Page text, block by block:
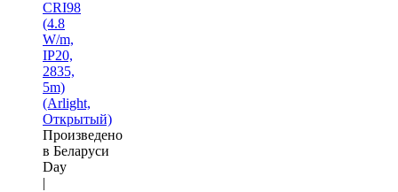
CRI98
(4.8
W/m,
IP20,
2835,
5m)
(Arlight,
Открытый)
Произведено
в Беларуси
Day
|